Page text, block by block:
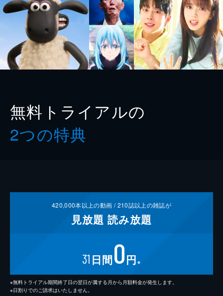
無料トライアルの
2つの特典
420,000本以上の動画 /210誌以上の雑誌が
見放題 読み放題
31 日間0円 ※
※無料トライアル期間終了日の翌日が属する月から月額料金が発生します。
※日割りでのご請求はいたしません。